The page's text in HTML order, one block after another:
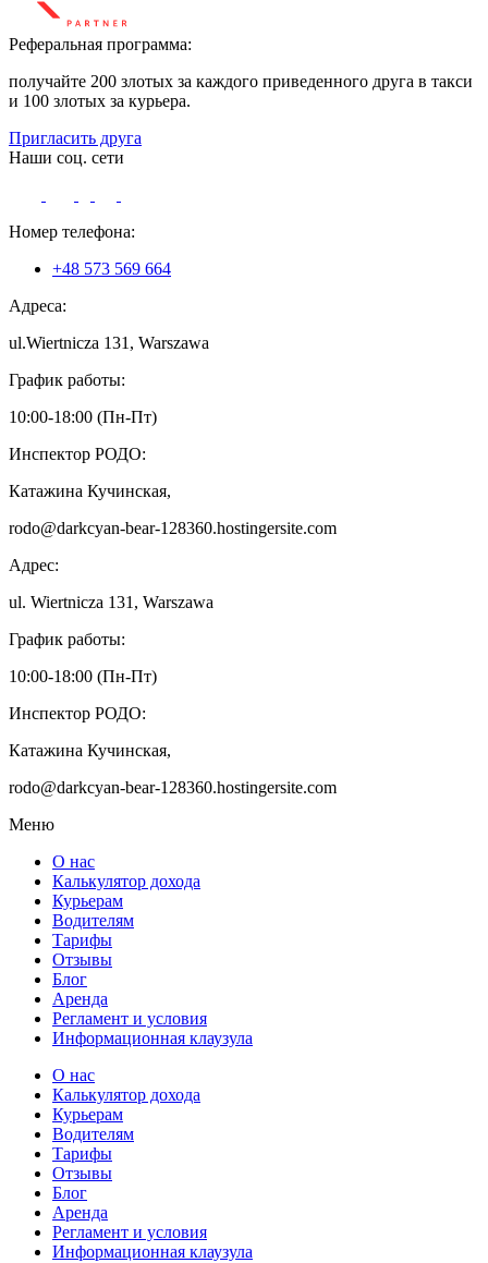
Реферальная программа:
получайте 200 злотых за каждого приведенного друга в такси
и 100 злотых за курьера.
Пригласить друга
Наши соц. сети
Номер телефона:
+48 573 569 664
Адреса:
ul.Wiertnicza 131, Warszawa
График работы:
10:00-18:00 (Пн-Пт)
Инспектор РОДО:
Катажина Кучинская,
rodo@darkcyan-bear-128360.hostingersite.com
Адрес:
ul. Wiertnicza 131, Warszawa
График работы:
10:00-18:00 (Пн-Пт)
Инспектор РОДО:
Катажина Кучинская,
rodo@darkcyan-bear-128360.hostingersite.com
Меню
О нас
Калькулятор дохода
Курьерам
Водителям
Тарифы
Отзывы
Блог
Аренда
Регламент и условия
Информационная клаузула
О нас
Калькулятор дохода
Курьерам
Водителям
Тарифы
Отзывы
Блог
Аренда
Регламент и условия
Информационная клаузула